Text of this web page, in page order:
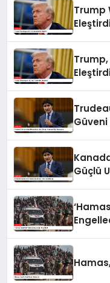
Trump
Güveni
Güçlü